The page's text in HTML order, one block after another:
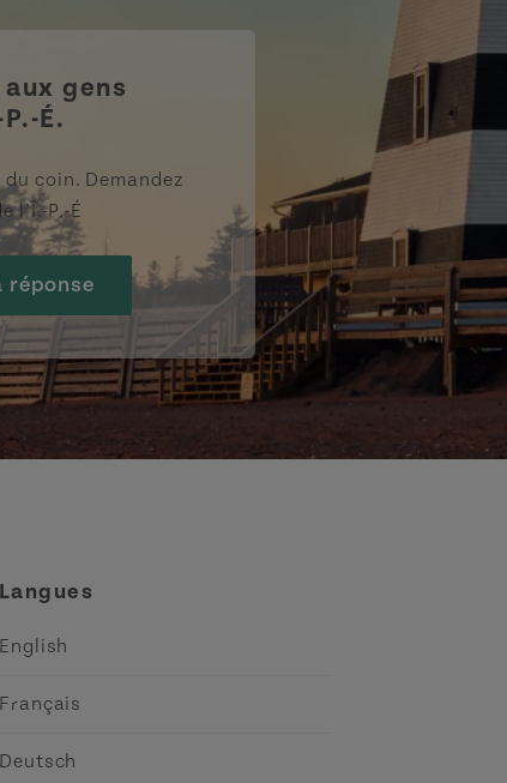
gens
É.
coin. Demandez
l’Î.-P.-É
réponse
Langues
English
Français
Deutsch